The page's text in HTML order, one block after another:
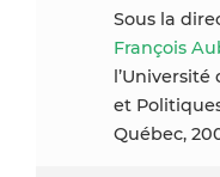
Sous la
François
et
Québec,